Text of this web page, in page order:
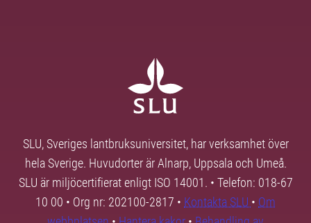
SLU, Sveriges lantbruksuniversitet, har verksamhet över
hela Sverige. Huvudorter är Alnarp, Uppsala och Umeå.
SLU är miljöcertifierat enligt ISO 14001. • Telefon: 018-67
10 00 • Org nr: 202100-2817 • Kontakta SLU • Om